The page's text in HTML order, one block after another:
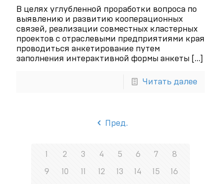
В целях углубленной проработки вопроса по
выявлению и развитию кооперационных
связей, реализации совместных кластерных
проектов с отраслевыми предприятиями края
проводиться анкетирование путем
заполнения интерактивной формы анкеты […]
Читать далее
Пред.
1 2 3 4 5 6 7 8
9 10 11 12 13 14 15 16